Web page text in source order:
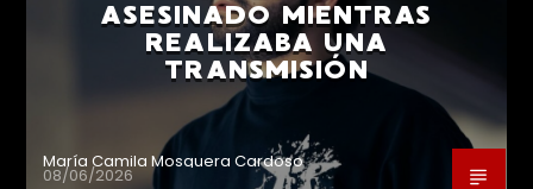
ASESINADO MIENTRAS
REALIZABA UNA
TRANSMISIÓN
María Camila Mosquera Cardoso
08/06/2026